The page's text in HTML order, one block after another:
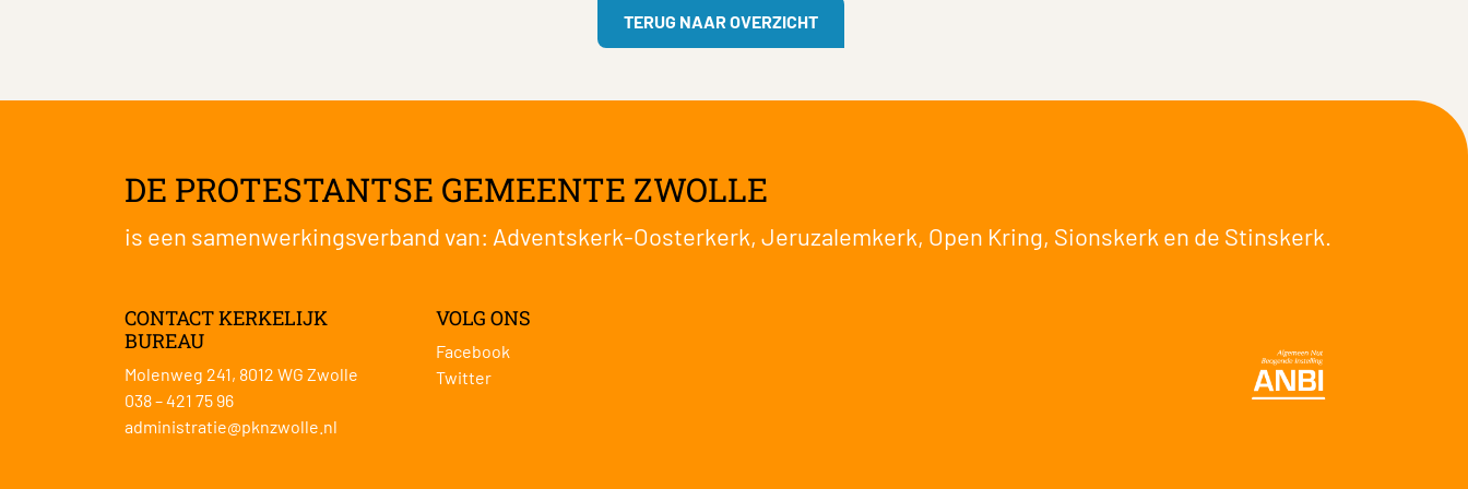
TERUG NAAR OVERZICHT
DE PROTESTANTSE GEMEENTE ZWOLLE
is een samenwerkingsverband van: Adventskerk-Oosterkerk, Jeruzalemkerk, Open Kring, Sionskerk en de Stinskerk
CONTACT KERKELIJK
BUREAU
Molenweg 241, 8012 WG Zwolle
038 – 421 75 96
administratie@pknzwolle.nl
VOLG ONS
Facebook
Twitter